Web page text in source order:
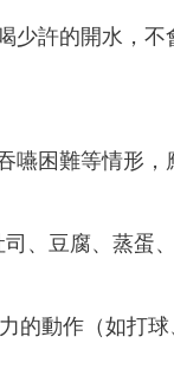
許的開水，
困難等情形
、豆腐、蒸蛋
的動作（如打球